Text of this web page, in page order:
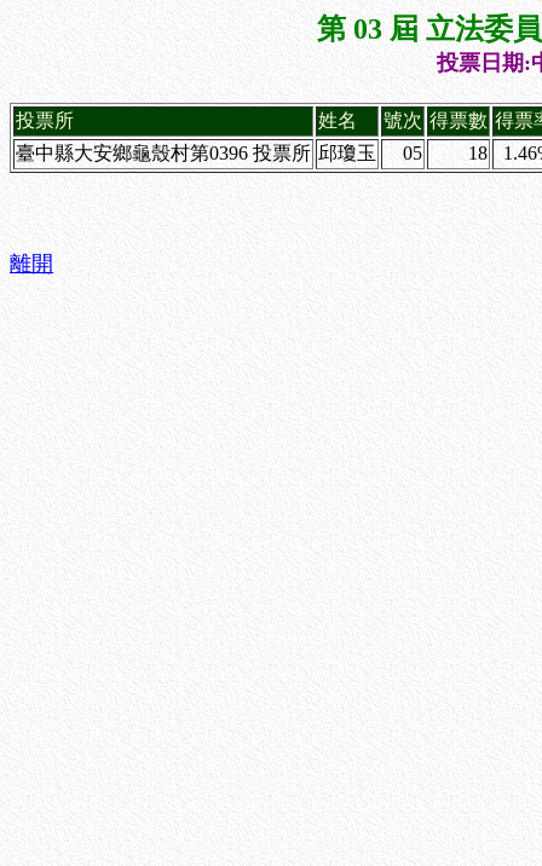
第 03 屆 立法委
投票日期:
投票所 姓名 號次 得票數 得票
臺中縣大安鄉龜殼村第0396 投票所 邱瓊玉 05 18
離開